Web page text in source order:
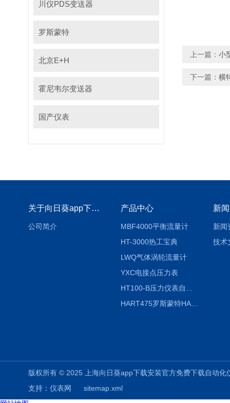
川仪PDS变送器
罗斯蒙特
北京E+H
霍尼韦尔变送器
国产仪表
上一篇： 小
下一篇： 横
关于向日葵app下载安装官方免费下载
公司简介
产品中心
MBF4000平衡流量计
HT-3000热工宝典
LWQ气体涡轮流量计
YXC电接点压力表
HART475罗斯蒙特HART475手操器
新
新闻
技术
版权所有 © 2025 上海向日葵app下载安装官方免费下载自
支持： 仪表网
sitemap.xml